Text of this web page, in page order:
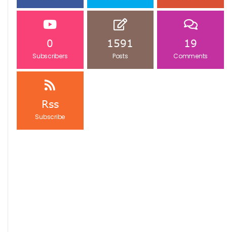
0
Subscribers
1591
Posts
19
Comments
Rss
Subscribe